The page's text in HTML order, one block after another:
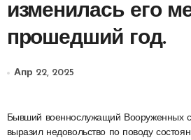
изменилась его
прошедший год.
Апр 22, 2025
Бывший военнослужащий Вооруженных сил Украины (ВСУ)
выразил недовольство по поводу